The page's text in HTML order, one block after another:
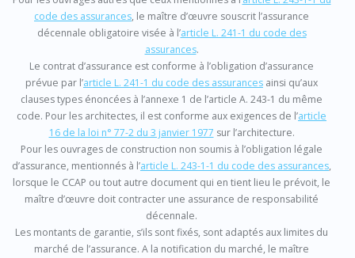
code des assurances, le maître d’œuvre souscrit l’assurance
décennale obligatoire visée à l’article L. 241-1 du code des
assurances.
Le contrat d’assurance est conforme à l’obligation d’assurance
prévue par l’article L. 241-1 du code des assurances ainsi qu’aux
clauses types énoncées à l’annexe 1 de l’article A. 243-1 du même
code. Pour les architectes, il est conforme aux exigences de l’article
16 de la loi n° 77-2 du 3 janvier 1977 sur l’architecture.
Pour les ouvrages de construction non soumis à l’obligation légale
d’assurance, mentionnés à l’article L. 243-1-1 du code des assurances,
lorsque le CCAP ou tout autre document qui en tient lieu le prévoit, le
maître d’œuvre doit contracter une assurance de responsabilité
décennale.
Les montants de garantie, s’ils sont fixés, sont adaptés aux limites du
marché de l’assurance. A la notification du marché, le maître